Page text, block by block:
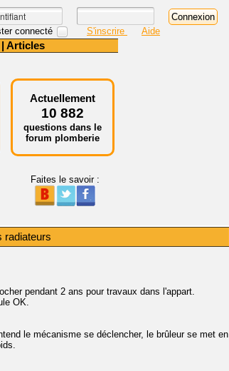
connecté S'inscrire Aide
| Articles
Actuellement
10 882
questions dans le
forum plomberie
Faites le savoir :
radiateurs
pendant 2 ans pour travaux dans l'appart.
OK.
le mécanisme se déclencher, le brûleur se met en